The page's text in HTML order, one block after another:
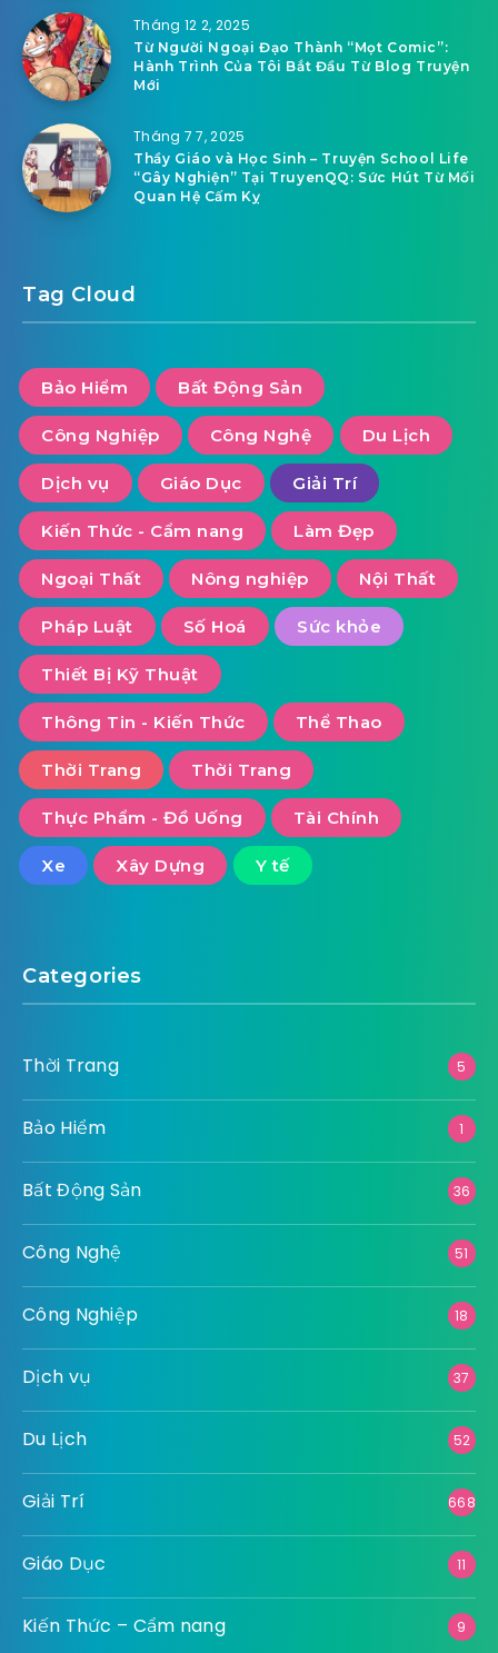
Tháng 12 2, 2025
Từ Người Ngoại Đạo Thành “Mọt Comic”:
Hành Trình Của Tôi Bắt Đầu Từ Blog Truyện
Mới
Tháng 7 7, 2025
Thầy Giáo và Học Sinh – Truyện School Life
“Gây Nghiện” Tại TruyenQQ: Sức Hút Từ Mối
Quan Hệ Cấm Kỵ
Tag Cloud
Bảo Hiểm Bất Động Sản
Công Nghiệp Công Nghệ Du Lịch
Dịch vụ Giáo Dục Giải Trí
Kiến Thức - Cẩm nang Làm Đẹp
Ngoại Thất Nông nghiệp Nội Thất
Pháp Luật Số Hoá Sức khỏe
Thiết Bị Kỹ Thuật
Thông Tin - Kiến Thức Thể Thao
Thời Trang Thời Trang
Thực Phẩm - Đồ Uống Tài Chính
Xe Xây Dựng Y tế
Categories
Thời Trang 5
Bảo Hiểm 1
Bất Động Sản 36
Công Nghệ 51
Công Nghiệp 18
Dịch vụ 37
Du Lịch 52
Giải Trí 668
Giáo Dục 11
Kiến Thức – Cẩm nang 9